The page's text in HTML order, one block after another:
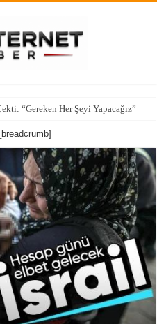
füze stokları alarm veriyor